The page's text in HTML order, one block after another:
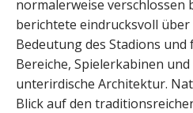
normalerweise verschlossen
berichtete eindrucksvoll
Bedeutung des Stadions
Bereiche, Spielerkabinen
unterirdische Architektur.
Blick auf den